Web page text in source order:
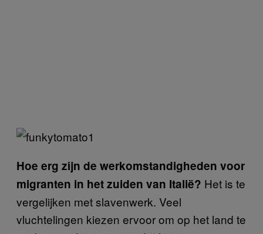
Hoe erg zijn de werkomstandigheden voor
migranten in het zuiden van Italië? Het is te
vergelijken met slavenwerk. Veel
vluchtelingen kiezen ervoor om op het land te